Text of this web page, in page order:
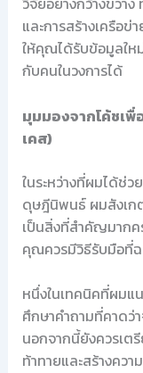
และการสร้างเครือ
ให้คุณได้รับข้อมูลให
กับคนในวงการได้
มุมมองจากโค้ชเพื่
เคส)
ในระหว่างที่ผมได้ช่
ดุษฎีนิพนธ์ ผมสังเก
เป็นสิ่งที่สำคัญมาก
คุณควรมีวิธีรับมือที่
หนึ่งในเทคนิคที่ผมแ
ศึกษาคำถามที่คาดว่
นอกจากนี้ยังควรเต
ท้าทายและสร้างค